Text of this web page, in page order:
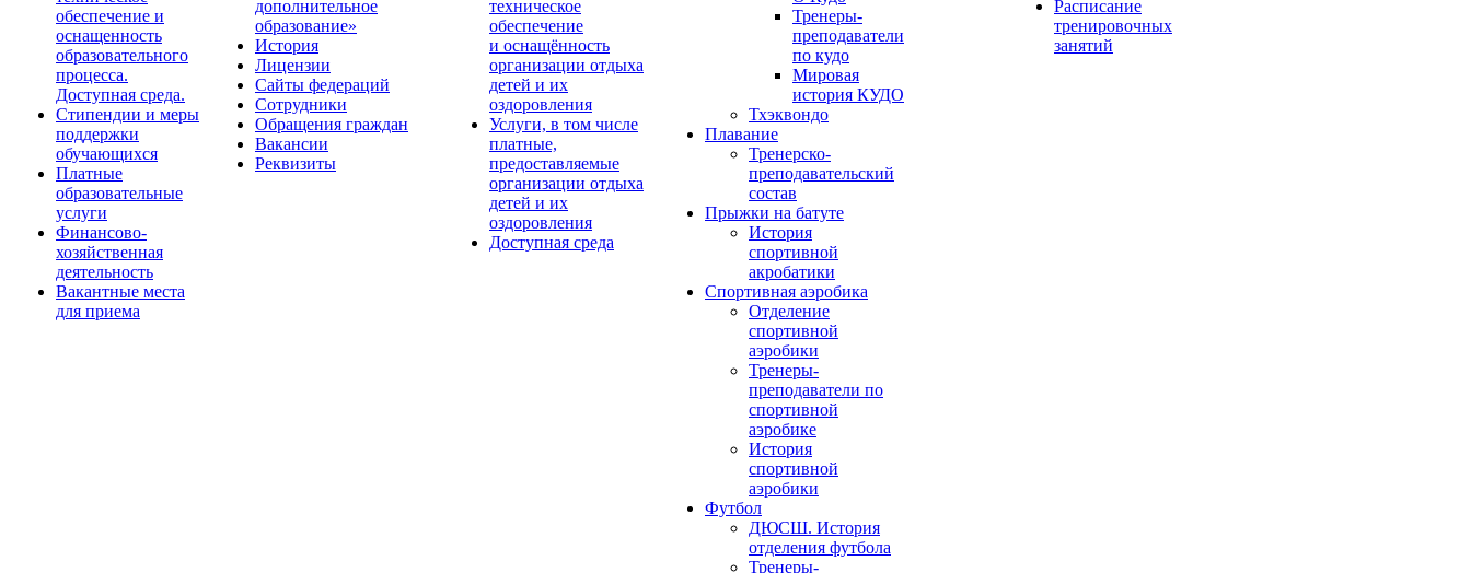
обеспечение и
оснащенность
образовательного
процесса.
Доступная среда.
Стипендии и меры
поддержки
обучающихся
Платные
образовательные
услуги
Финансово-
хозяйственная
деятельность
Вакантные места
для приема
дополнительное
образование»
История
Лицензии
Сайты федераций
Сотрудники
Обращения граждан
Вакансии
Реквизиты
техническое
обеспечение
и оснащённость
организации отдыха
детей и их
оздоровления
Услуги, в том числе
платные,
предоставляемые
организации отдыха
детей и их
оздоровления
Доступная среда
Тренеры-
преподаватели
по кудо
Мировая
история КУДО
Тхэквондо
Плавание
Тренерско-
преподавательский
состав
Прыжки на батуте
История
спортивной
акробатики
Спортивная аэробика
Отделение
спортивной
аэробики
Тренеры-
преподаватели по
спортивной
аэробике
История
спортивной
аэробики
Футбол
ДЮСШ. История
отделения футбола
Тренеры-
Расписание
тренировочных
занятий